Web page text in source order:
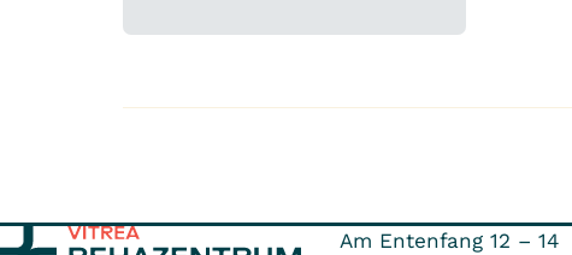
Am Entenfang 12 – 14